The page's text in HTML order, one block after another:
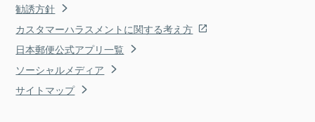
勧誘方針
カスタマーハラスメントに関する考え方
日本郵便公式アプリ一覧
ソーシャルメディア
サイトマップ